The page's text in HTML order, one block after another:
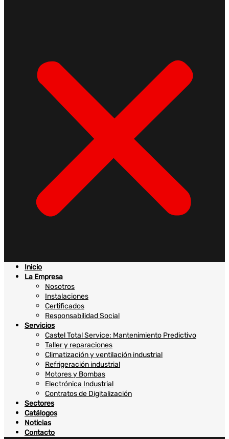
Inicio
La Empresa
Nosotros
Instalaciones
Certificados
Responsabilidad Social
Servicios
Castel Total Service: Mantenimiento Predictivo
Taller y reparaciones
Climatización y ventilación industrial
Refrigeración industrial
Motores y Bombas
Electrónica Industrial
Contratos de Digitalización
Sectores
Catálogos
Noticias
Contacto